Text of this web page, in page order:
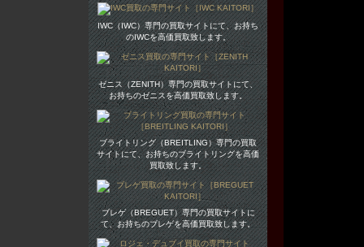
IWC（IWC）専門の買取サイトにて、お持ち
のIWCを高価買取致します。
ゼニス（ZENITH）専門の買取サイトにて、
お持ちのゼニスを高価買取致します。
ブライトリング（BREITLING）専門の買取
サイトにて、お持ちのブライトリングを高価
買取致します。
ブレゲ（BREGUET）専門の買取サイトに
て、お持ちのブレゲを高価買取致します。